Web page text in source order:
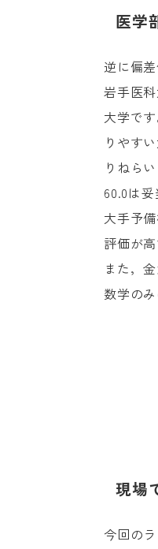
医学
逆に偏
岩手医
大学で
りやす
りねら
60.0は妥
大手予
評価が
また，
数学の
現場
今回の